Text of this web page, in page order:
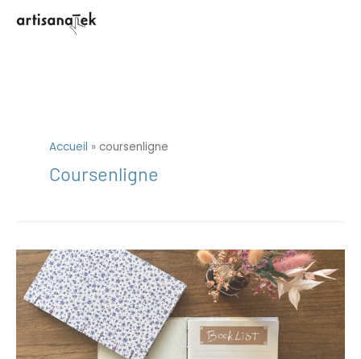
Accueil » coursenligne
Coursenligne
Créativité
=
curiosité
appliquée